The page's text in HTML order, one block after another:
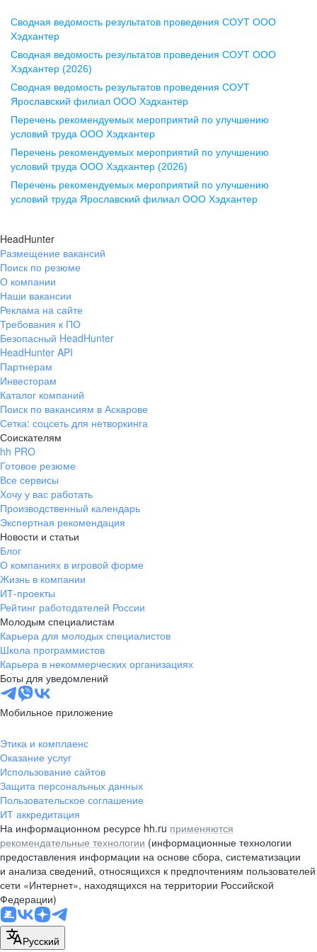
Воронеж
ул. Комиссаржевской, д. 10,
офис 1212
+7 473 280-05-05
pr@vrn.hh.ru
ул. Спартаковская, д. 2А, этаж 3,
помещение 15
+7 843 212-12-50
Екатеринбург
ул. Боевых Дружин, стр. 20,
+7 343 226-79-99
pr@ural.hh.ru
ул. Янковского, д. 169, 7 этаж,
706 каб.
+7 861 205-55-57
pr@krd.hh.ru
Владивосток
пер. Ланинский д. 4, офис 3.4
+7 423 202-33-28
pr@dv.hh.ru
Новосибирск
ул. Большевистская, д. 35,
помещение 21
+7 383 207-94-64
pr@nsk.hh.ru
Минск
пр-т Дзержинского, д. 57,
10 этаж, помещение 45-1
pr@rabota.by
Алматы
пр. Абая, д. 151, БЦ Алатау,
12 этаж, офис 1209
+7 727 232-13-13
pr@headhunter.com.kz
Сводная ведомость результатов проведения СОУТ ООО
Хэдхантер
Сводная ведомость результатов проведения СОУТ ООО
Хэдхантер (2026)
Сводная ведомость результатов проведения СОУТ
Ярославский филиал ООО Хэдхантер
Перечень рекомендуемых мероприятий по улучшению
условий труда ООО Хэдхантер
Перечень рекомендуемых мероприятий по улучшению
условий труда ООО Хэдхантер (2026)
Перечень рекомендуемых мероприятий по улучшению
условий труда Ярославский филиал ООО Хэдхантер
HeadHunter
Размещение вакансий
Поиск по резюме
О компании
Наши вакансии
Реклама на сайте
Требования к ПО
Безопасный HeadHunter
HeadHunter API
Партнерам
Инвесторам
Каталог компаний
Поиск по вакансиям в Аскарове
Сетка: соцсеть для нетворкинга
Соискателям
hh PRO
Готовое резюме
Все сервисы
Хочу у вас работать
Производственный календарь
Экспертная рекомендация
Новости и статьи
Блог
О компаниях в игровой форме
Жизнь в компании
ИТ-проекты
Рейтинг работодателей России
Молодым специалистам
Карьера для молодых специалистов
Школа программистов
Карьера в некоммерческих организациях
Боты для уведомлений
Мобильное приложение
Этика и комплаенс
Оказание услуг
Использование сайтов
Защита персональных данных
Пользовательское соглашение
ИТ аккредитация
На информационном ресурсе hh.ru применяются
рекомендательные технологии (информационные технологии
предоставления информации на основе сбора, систематизации
и анализа сведений, относящихся к предпочтениям пользователей
сети «Интернет», находящихся на территории Российской
Федерации)
Русский